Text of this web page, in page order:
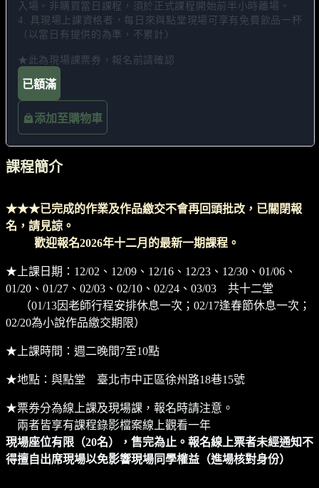
入場。非購買當日課程，須於正式課程開始前半小時離場。
4. 具現場上課資格者，每日來與點堂現場可享有免費飲品一杯
（以當日有提供的為準，不累計）
★此為現場課票券，報名前請確認
已額滿
添加至購物車
課程簡介
★★★已完成的作業及作品繳交不會再回頭批改，已關閉報
名，請見諒。
歡迎報名2026年十二月的最新一期課程。
★上課日期：12/02、12/09、12/16、12/23、12/30、01/06、
01/20、01/27、02/03、02/10、02/24、03/03 共十二堂
（01/13因老師行程安排休息一次；02/17逢春節休息一次；
02/20為小說作品繳交期限）
★上課時間：週二晚間7至10點
★地點：與點堂 臺北市中正區徐州路18巷15號
★票券分為線上課及現場課，報名時請注意。
兩者皆享有課程錄影檔案線上觀看一年
現場座位有限（20名），售完為止。報名線上票者未經通知不
得擅自出席現場以免影響現場同學權益（進場核對身份）